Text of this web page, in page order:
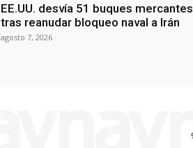
EE.UU. desvía 51 buques mercantes
tras reanudar bloqueo naval a Irán
agosto 7, 2026